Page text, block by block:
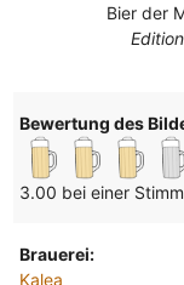
Bier der
Bewertung des
3.00 bei einer
Brauerei:
Kalea